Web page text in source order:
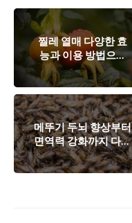
찔레 열매 다양한 효
능과 이용 방법으로
더 건강한 삶을 즐기
세요
메뚜기 두뇌 향상부터
면역력 강화까지 다양
한 효능을 지닌 자연
의 선물